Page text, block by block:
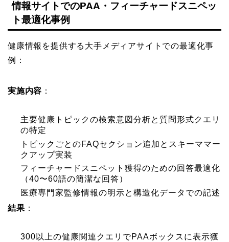
情報サイトでのPAA・フィーチャードスニペッ
ト最適化事例
健康情報を提供する大手メディアサイトでの最適化事
例：
実施内容 ：
主要健康トピックの検索意図分析と質問形式クエリ
の特定
トピックごとのFAQセクション追加とスキーママー
クアップ実装
フィーチャードスニペット獲得のための回答最適化
（40〜60語の簡潔な回答）
医療専門家監修情報の明示と構造化データでの記述
結果 ：
300以上の健康関連クエリでPAAボックスに表示獲